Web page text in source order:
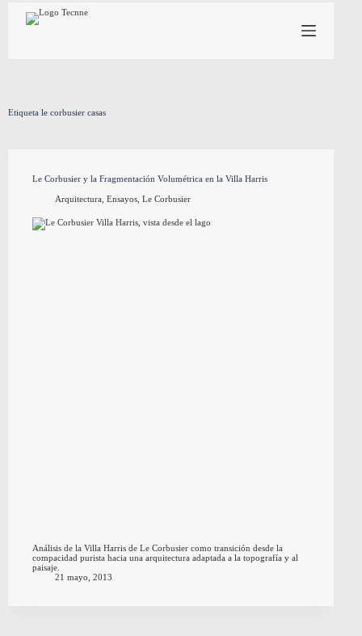
contenido
Etiqueta le corbusier casas
Le Corbusier y la Fragmentación Volumétrica en la Villa Harris
Arquitectura, Ensayos, Le Corbusier
Análisis de la Villa Harris de Le Corbusier como transición desde la
compacidad purista hacia una arquitectura adaptada a la topografía y al
paisaje.
21 mayo, 2013